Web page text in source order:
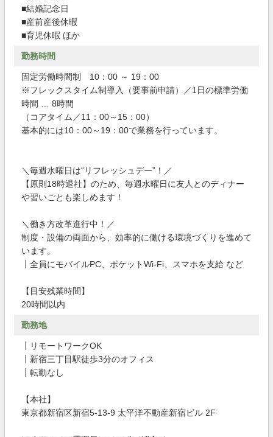
■結婚記念日
■産前産後休暇
■育児休暇 ほか
勤務時間
固定労働時間制 10：00 ～ 19：00
※フレックスタイム制導入（要事前申請）／1日の標準労働
時間 … 8時間
（コアタイム／11：00～15：00）
基本的には10：00～19：00で業務を行っています。
＼毎週水曜日は“リフレッシュデー”！／
【原則18時退社】のため、毎週水曜日に友人とのディナー
や習いごとも楽しめます！
＼働き方改革進行中！／
制度・設備の両面から、効率的に働ける環境づくりを進めて
います。
┃全員にモバイルPC、ポケットWi-Fi、スマホを支給 など
【目安残業時間】
20時間以内
勤務地
┃リモートワークOK
┃新宿三丁目駅徒歩3分のオフィス
┃転勤なし
【本社】
東京都新宿区新宿5-13-9 太平洋不動産新宿ビル 2F